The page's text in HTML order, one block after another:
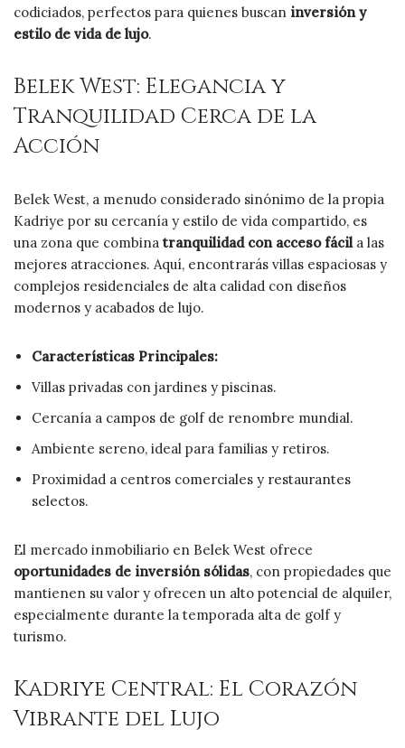
codiciados, perfectos para quienes buscan inversión y
estilo de vida de lujo.
Belek West: Elegancia y
Tranquilidad Cerca de la
Acción
Belek West, a menudo considerado sinónimo de la propia
Kadriye por su cercanía y estilo de vida compartido, es
una zona que combina tranquilidad con acceso fácila las
mejores atracciones. Aquí, encontrarás villas espaciosas y
complejos residenciales de alta calidad con diseños
modernos y acabados de lujo.
Características Principales:
Villas privadas con jardines y piscinas.
Cercanía a campos de golf de renombre mundial.
Ambiente sereno, ideal para familias y retiros.
Proximidad a centros comerciales y restaurantes
selectos.
El mercado inmobiliario en Belek West ofrece
oportunidades de inversión sólidas, con propiedades que
mantienen su valor y ofrecen un alto potencial de alquiler,
especialmente durante la temporada alta de golf y
turismo.
Kadriye Central: El Corazón
Vibrante del Lujo